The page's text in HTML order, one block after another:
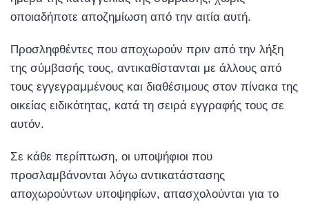
οποιαδήποτε αποζημίωση από την αιτία αυτή.
Προσληφθέντες που αποχωρούν πριν από την λήξη
της σύμβασής τους, αντικαθίστανται με άλλους από
τους εγγεγραμμένους και διαθέσιμους στον πίνακα της
οικείας ειδικότητας, κατά τη σειρά εγγραφής τους σε
αυτόν.
Σε κάθε περίπτωση, οι υποψήφιοι που
προσλαμβάνονται λόγω αντικατάστασης
αποχωρούντων υποψηφίων, απασχολούνται για το